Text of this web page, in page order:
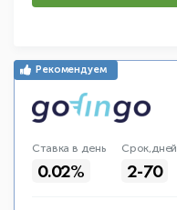
Ставка в день
0.02%
Срок,дней
2-70